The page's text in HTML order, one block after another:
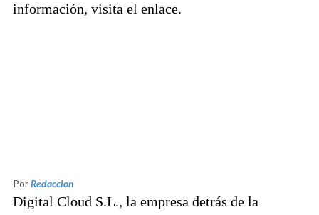
información, visita el enlace.
PorRedaccion
Digital Cloud S.L., la empresa detrás de la